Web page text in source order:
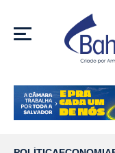
MENU